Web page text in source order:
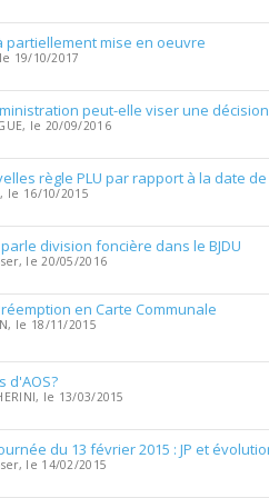
partiellement mise en oeuvre
19/10/2017
peut-elle viser une
, le 20/09/2016
règle PLU par rapport à la date
, le 16/10/2015
division foncière dans le BJDU
, le 20/05/2016
en Carte Communale
, le 18/11/2015
d'AOS?
, le 13/03/2015
du 13 février 2015 : JP et
, le 14/02/2015